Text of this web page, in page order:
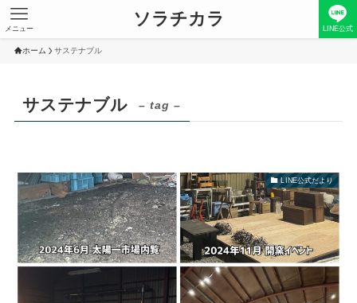
ソラチカラ LINE公式
メニュー
ホーム サステナブル
サステナブル – tag –
LINE公式だより